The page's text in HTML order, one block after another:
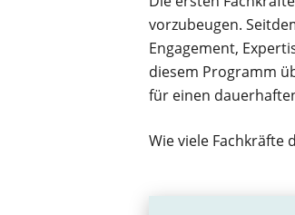
vorzubeugen.
Engagement,
diesem Programm
für einen
Wie viele Fachkräfte